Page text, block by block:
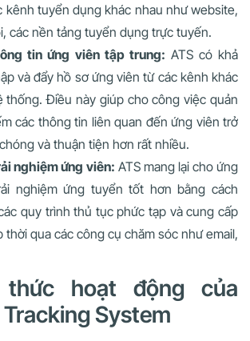
kênh tuyển dụng khác nhau như website,
các nền tảng tuyển dụng trực tuyến.
tin ứng viên tập trung: ATS có khả
và đẩy hồ sơ ứng viên từ các kênh khác
thống. Điều này giúp cho công việc quản
các thông tin liên quan đến ứng viên trở
và thuận tiện hơn rất nhiều.
nghiệm ứng viên: ATS mang lại cho ứng
nghiệm ứng tuyển tốt hơn bằng cách
quy trình thủ tục phức tạp và cung cấp
thời qua các công cụ chăm sóc như email,
hoạt động của
System